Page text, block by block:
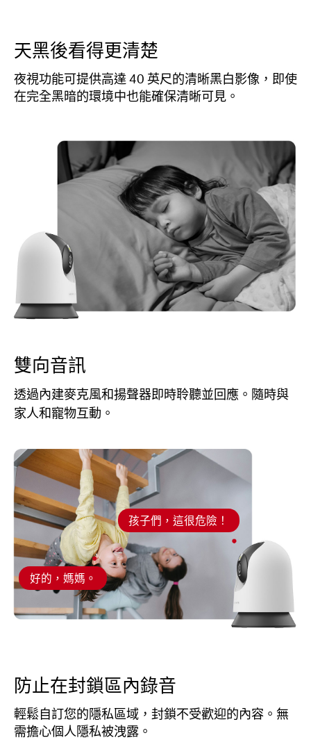
天黑後看得更清楚
夜視功能可提供高達 40 英尺的清晰黑白影像，即使
在完全黑暗的環境中也能確保清晰可見。
雙向音訊
透過內建麥克風和揚聲器即時聆聽並回應。隨時與
家人和寵物互動。
孩子們，這很危險！
好的，媽媽。
防止在封鎖區內錄音
輕鬆自訂您的隱私區域，封鎖不受歡迎的內容。無
需擔心個人隱私被洩露。